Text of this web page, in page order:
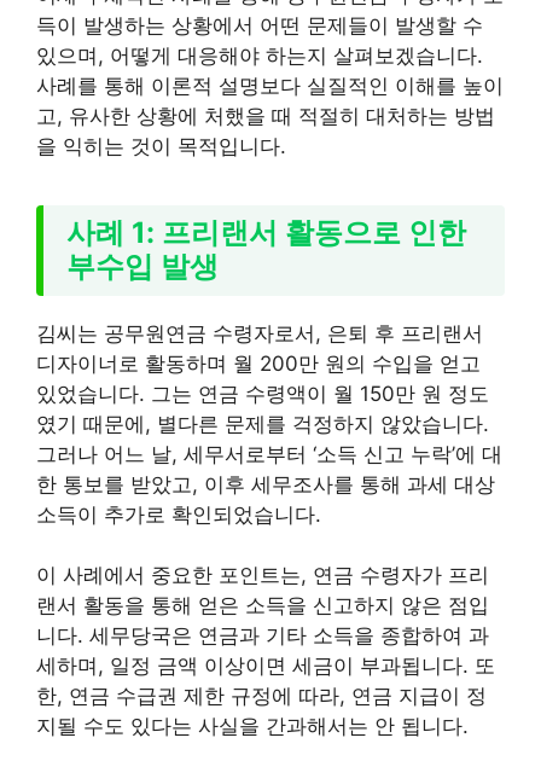
득이 발생하는 상황에서 어떤 문제들이 발생할 수
있으며, 어떻게 대응해야 하는지 살펴보겠습니다.
사례를 통해 이론적 설명보다 실질적인 이해를 높이
고, 유사한 상황에 처했을 때 적절히 대처하는 방법
을 익히는 것이 목적입니다.
사례 1: 프리랜서 활동으로 인한
부수입 발생
김씨는 공무원연금 수령자로서, 은퇴 후 프리랜서
디자이너로 활동하며 월 200만 원의 수입을 얻고
있었습니다. 그는 연금 수령액이 월 150만 원 정도
였기 때문에, 별다른 문제를 걱정하지 않았습니다.
그러나 어느 날, 세무서로부터 ‘소득 신고 누락’에 대
한 통보를 받았고, 이후 세무조사를 통해 과세 대상
소득이 추가로 확인되었습니다.
이 사례에서 중요한 포인트는, 연금 수령자가 프리
랜서 활동을 통해 얻은 소득을 신고하지 않은 점입
니다. 세무당국은 연금과 기타 소득을 종합하여 과
세하며, 일정 금액 이상이면 세금이 부과됩니다. 또
한, 연금 수급권 제한 규정에 따라, 연금 지급이 정
지될 수도 있다는 사실을 간과해서는 안 됩니다.